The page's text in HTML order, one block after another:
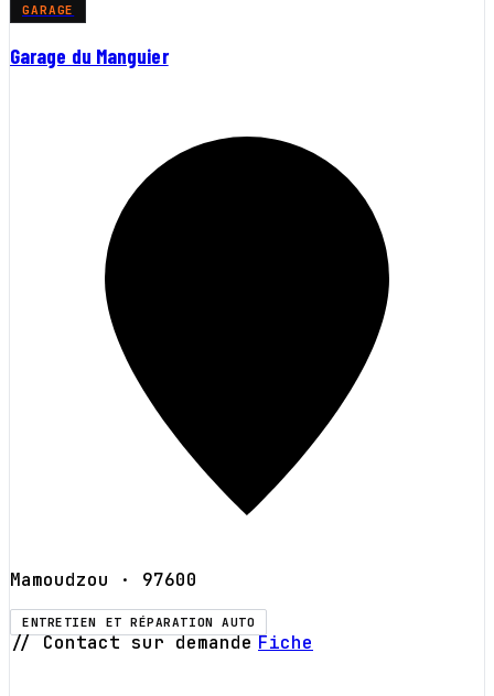
GARAGE
Garage du Manguier
Mamoudzou · 97600
ENTRETIEN ET RÉPARATION AUTO
// Contact sur demande Fiche